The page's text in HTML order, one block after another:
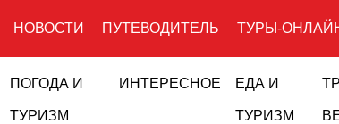
НОВОСТИ ПУТЕВОДИТЕЛЬ ТУРЫ-
ПОГОДА И
ТУРИЗМ
ИНТЕРЕСНОЕ ЕДА И
ТУРИЗМ